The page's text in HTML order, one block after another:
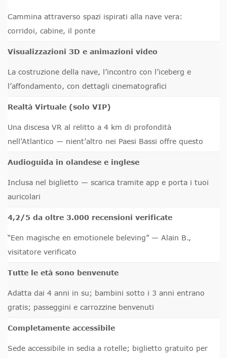
Cammina attraverso spazi ispirati alla nave vera:
corridoi, cabine, il ponte
Visualizzazioni 3D e animazioni video
La costruzione della nave, l’incontro con l’iceberg e
l’affondamento, con dettagli cinematografici
Realtà Virtuale (solo VIP)
Una discesa VR al relitto a 4 km di profondità
nell’Atlantico — nient’altro nei Paesi Bassi offre questo
Audioguida in olandese e inglese
Inclusa nel biglietto — scarica tramite app e porta i tuoi
auricolari
4,2/5 da oltre 3.000 recensioni verificate
“Een magische en emotionele beleving” — Alain B.,
visitatore verificato
Tutte le età sono benvenute
Adatta dai 4 anni in su; bambini sotto i 3 anni entrano
gratis; passeggini e carrozzine benvenuti
Completamente accessibile
Sede accessibile in sedia a rotelle; biglietto gratuito per